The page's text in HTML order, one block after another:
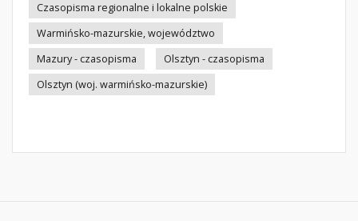
Czasopisma regionalne i lokalne polskie
Warmińsko-mazurskie, województwo
Mazury - czasopisma
Olsztyn - czasopisma
Olsztyn (woj. warmińsko-mazurskie)